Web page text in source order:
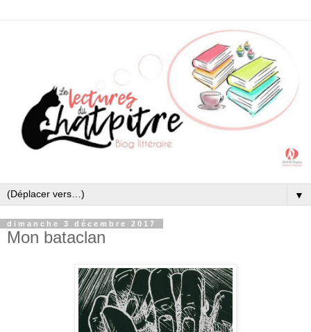
▼
dimanche 3 décembre 2017
Mon bataclan